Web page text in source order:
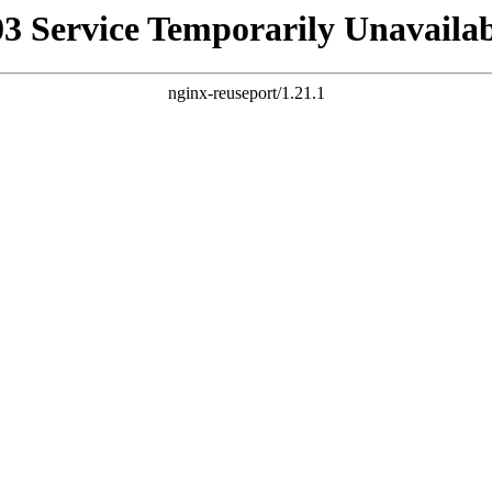
Service Temporarily
nginx-reuseport/1.21.1